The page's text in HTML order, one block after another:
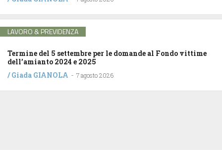
LAVORO & PREVIDENZA
Termine del 5 settembre per le domande al Fondo vittime
dell’amianto 2024 e 2025
/Giada GIANOLA - 7 agosto 2026